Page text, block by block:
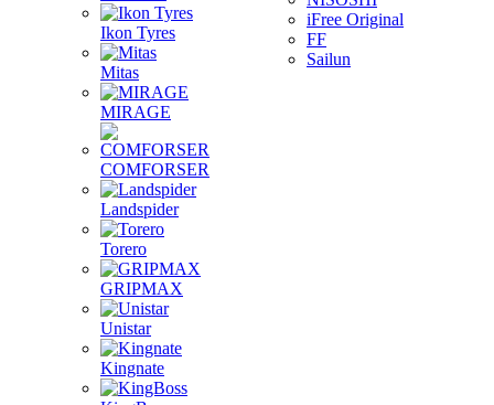
Ikon Tyres
Mitas
MIRAGE
COMFORSER
Landspider
Torero
GRIPMAX
Unistar
Kingnate
iFree Original
FF
Sailun